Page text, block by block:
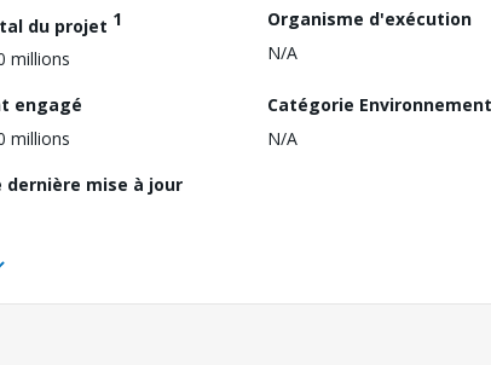
du projet 1
millions
Organisme d'exécution
N/A
engagé
millions
Catégorie
N/A
dernière mise à jour